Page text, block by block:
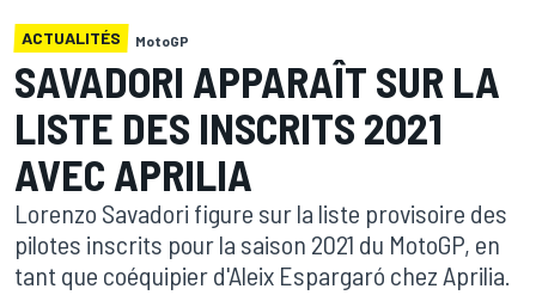
ACTUALITÉS MotoGP
SAVADORI APPARAÎT SUR LA
LISTE DES INSCRITS 2021
AVEC APRILIA
Lorenzo Savadori figure sur la liste provisoire des
pilotes inscrits pour la saison 2021 du MotoGP, en
tant que coéquipier d'Aleix Espargaró chez Aprilia.